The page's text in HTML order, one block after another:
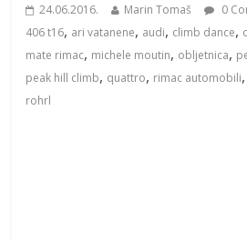
24.06.2016. Marin Tomaš 0
406 t16, ari vatanene, audi, climb dance,
mate rimac, michele moutin, obljetnica,
peak hill climb, quattro, rimac automobili,
rohrl